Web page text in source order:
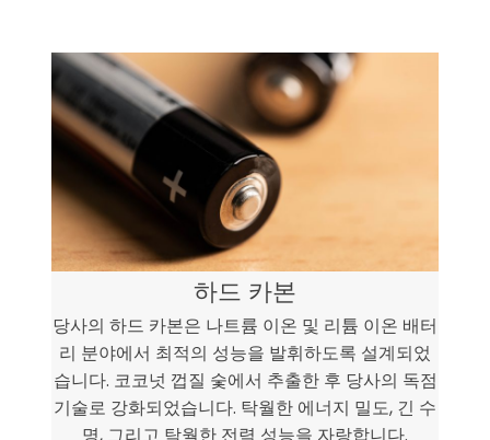
하드 카본
당사의 하드 카본은 나트륨 이온 및 리튬 이온 배터
리 분야에서 최적의 성능을 발휘하도록 설계되었
습니다. 코코넛 껍질 숯에서 추출한 후 당사의 독점
기술로 강화되었습니다. 탁월한 에너지 밀도, 긴 수